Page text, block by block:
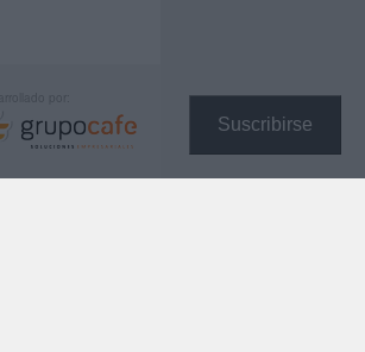
Suscribirse